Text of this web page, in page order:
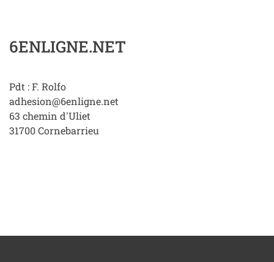
6ENLIGNE.NET
Pdt : F. Rolfo
adhesion@6enligne.net
63 chemin d'Uliet
31700Cornebarrieu